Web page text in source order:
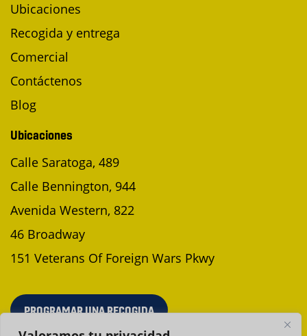
Ubicaciones
Recogida y entrega
Comercial
Contáctenos
Blog
Ubicaciones
Calle Saratoga, 489
Calle Bennington, 944
Avenida Western, 822
46 Broadway
151 Veterans Of Foreign Wars Pkwy
PROGRAMAR UNA RECOGIDA